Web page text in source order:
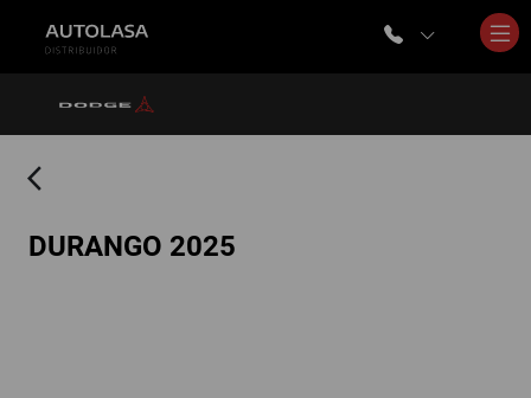
DURANGO 2025
arrow_back_ios